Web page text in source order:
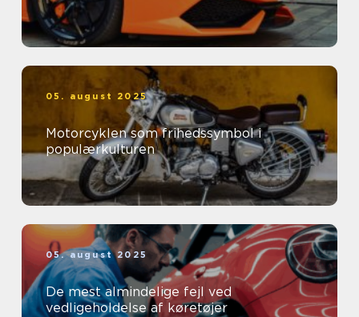
05. august 2025
Motorcyklen som frihedssymbol i
populærkulturen
05. august 2025
De mest almindelige fejl ved
vedligeholdelse af køretøjer